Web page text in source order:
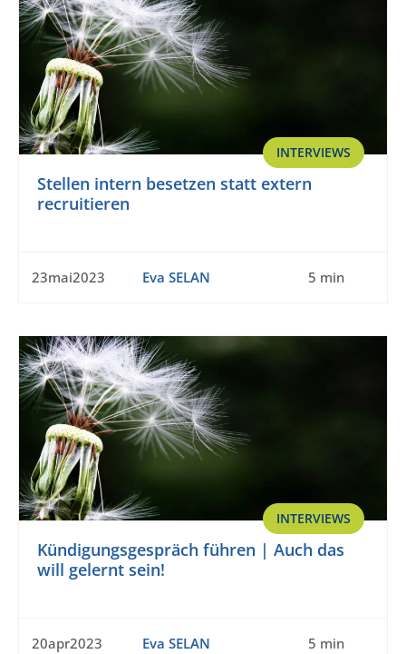
INTERVIEWS
Stellen intern besetzen statt extern
recruitieren
23mai2023 Eva SELAN 5 min
INTERVIEWS
Kündigungsgespräch führen | Auch das
will gelernt sein!
20apr2023 Eva SELAN 5 min